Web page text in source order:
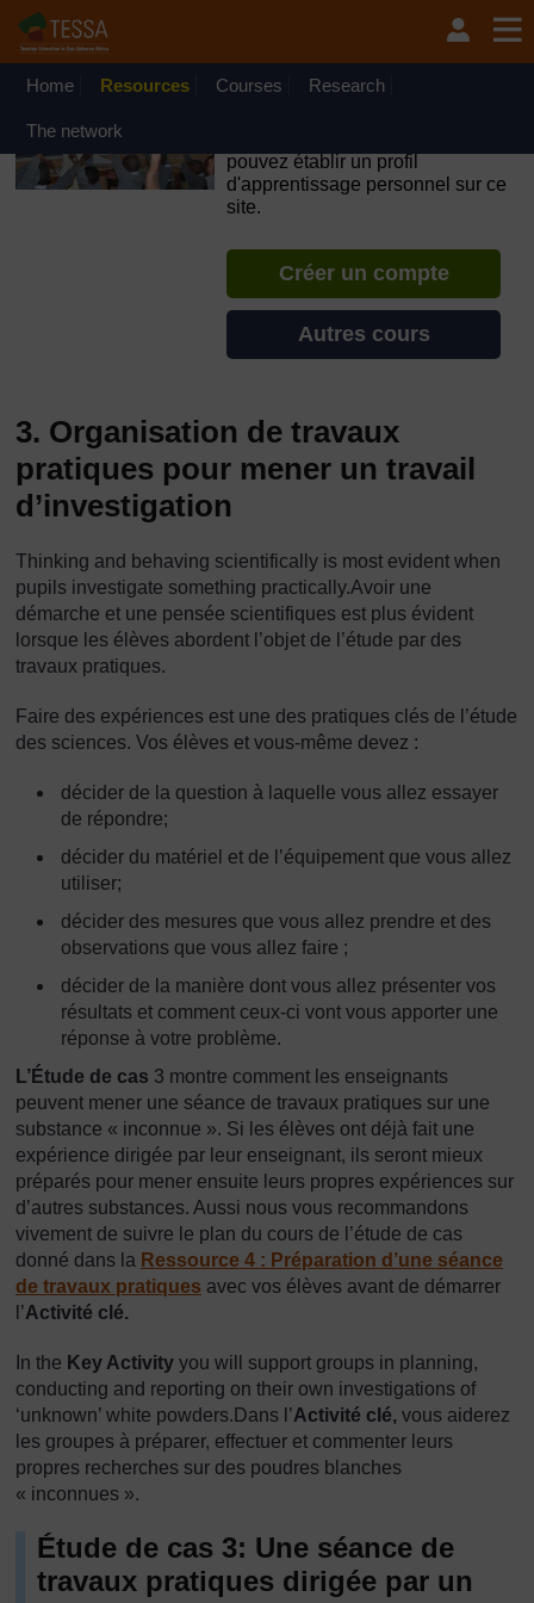
Passer au contenu principal
OpenLearn Create will be unavailable on Wednesday 12
August 2026 from 8am to 10.30am (GMT) due to routine
Home Resources Courses Research
The network
pouvez établir un profil
d'apprentissage personnel sur ce
site.
Créer un compte
Autres cours
3. Organisation de travaux
pratiques pour mener un travail
d’investigation
Thinking and behaving scientifically is most evident when
pupils investigate something practically.Avoir une
démarche et une pensée scientifiques est plus évident
lorsque les élèves abordent l’objet de l’étude par des
travaux pratiques.
Faire des expériences est une des pratiques clés de l’étude
des sciences. Vos élèves et vous-même devez :
décider de la question à laquelle vous allez essayer
de répondre;
décider du matériel et de l’équipement que vous allez
utiliser;
décider des mesures que vous allez prendre et des
observations que vous allez faire ;
décider de la manière dont vous allez présenter vos
résultats et comment ceux-ci vont vous apporter une
réponse à votre problème.
L’Étude de cas 3 montre comment les enseignants
peuvent mener une séance de travaux pratiques sur une
substance « inconnue ». Si les élèves ont déjà fait une
expérience dirigée par leur enseignant, ils seront mieux
préparés pour mener ensuite leurs propres expériences sur
d’autres substances. Aussi nous vous recommandons
vivement de suivre le plan du cours de l’étude de cas
donné dans la Ressource 4 : Préparation d’une séance
de travaux pratiques avec vos élèves avant de démarrer
l’Activité clé.
In the Key Activity you will support groups in planning,
conducting and reporting on their own investigations of
‘unknown’ white powders.Dans l’Activité clé, vous aiderez
les groupes à préparer, effectuer et commenter leurs
propres recherches sur des poudres blanches
« inconnues ».
Étude de cas 3: Une séance de
travaux pratiques dirigée par un